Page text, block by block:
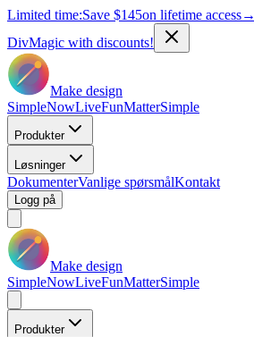
Limited time:Save $145on lifetime access→
DivMagic with discounts!
Make design
SimpleNowLiveFunMatterSimple
Produkter
Løsninger
DokumenterVanlige spørsmålKontakt
Logg på
Make design
SimpleNowLiveFunMatterSimple
Produkter